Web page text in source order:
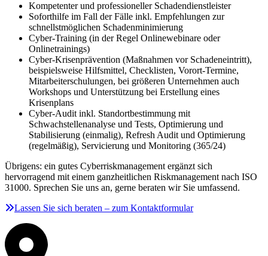
Kompetenter und professioneller Schadendienstleister
Soforthilfe im Fall der Fälle inkl. Empfehlungen zur
schnellstmöglichen Schadenminimierung
Cyber-Training (in der Regel Onlinewebinare oder
Onlinetrainings)
Cyber-Krisenprävention (Maßnahmen vor Schadeneintritt),
beispielsweise Hilfsmittel, Checklisten, Vorort-Termine,
Mitarbeiterschulungen, bei größeren Unternehmen auch
Workshops und Unterstützung bei Erstellung eines
Krisenplans
Cyber-Audit inkl. Standortbestimmung mit
Schwachstellenanalyse und Tests, Optimierung und
Stabilisierung (einmalig), Refresh Audit und Optimierung
(regelmäßig), Servicierung und Monitoring (365/24)
Übrigens: ein gutes Cyberriskmanagement ergänzt sich
hervorragend mit einem ganzheitlichen Riskmanagement nach ISO
31000. Sprechen Sie uns an, gerne beraten wir Sie umfassend.
Lassen Sie sich beraten – zum Kontaktformular